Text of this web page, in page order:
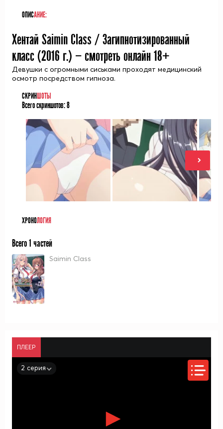
ОПИСАНИЕ:
Хентай Saimin Class / Загипнотизированный
класс (2016 г.) — смотреть онлайн 18+
Девушки с огромными сиськами проходят медицинский
осмотр посредством гипноза.
СКРИН ШОТЫ
Всего скриншотов:8
ХРОНОЛОГИЯ
Всего 1 частей
Saimin Class
ПЛЕЕР
2 серия